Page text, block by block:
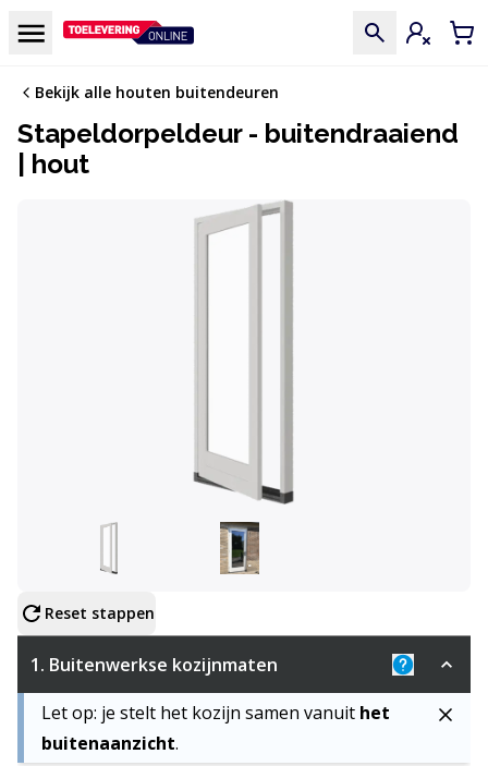
Menu Inloggen
Bekijk alle houten buitendeuren
Stapeldorpeldeur - buitendraaiend
| hout
Configureer product
Reset stappen
1. Buitenwerkse kozijnmaten
Uitleg: De
Let op: je stelt het kozijn samen vanuit het
buitenaanzicht.